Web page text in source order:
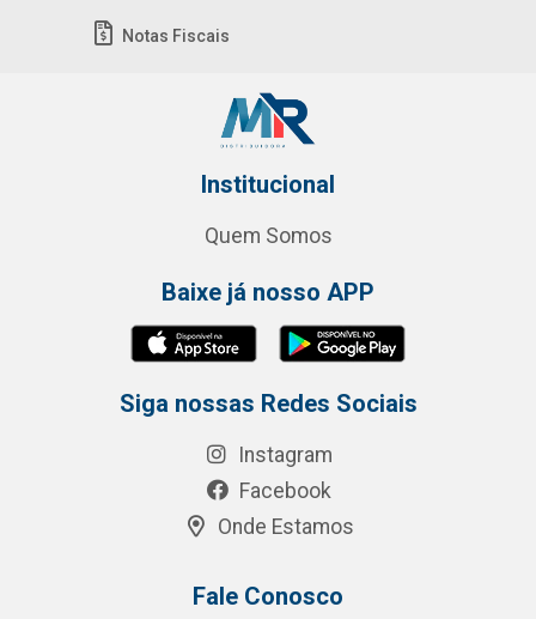
Notas Fiscais
Institucional
Quem Somos
Baixe já nosso APP
Siga nossas Redes Sociais
Instagram
Facebook
Onde Estamos
Fale Conosco